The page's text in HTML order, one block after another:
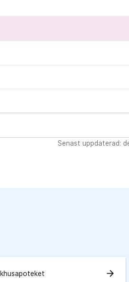
Senast uppdaterad:
arrow_forward